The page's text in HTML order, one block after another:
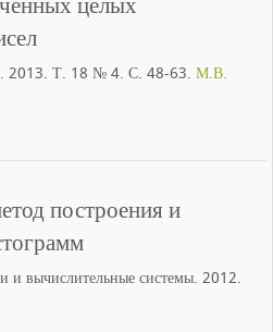
2013. Т. 18 № 4. С. 48-63. М.В.
построения и
и вычислительные системы. 2012.